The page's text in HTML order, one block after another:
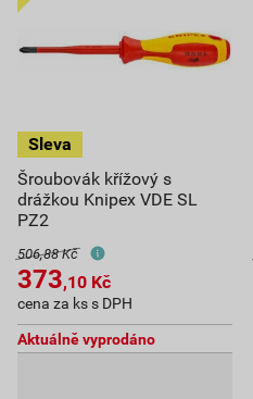
Šroubovák křížový s
drážkou Knipex VDE SL
PZ2
506,88 Kč
373,10 Kč
cena za ks s DPH
Aktuálně vyprodáno